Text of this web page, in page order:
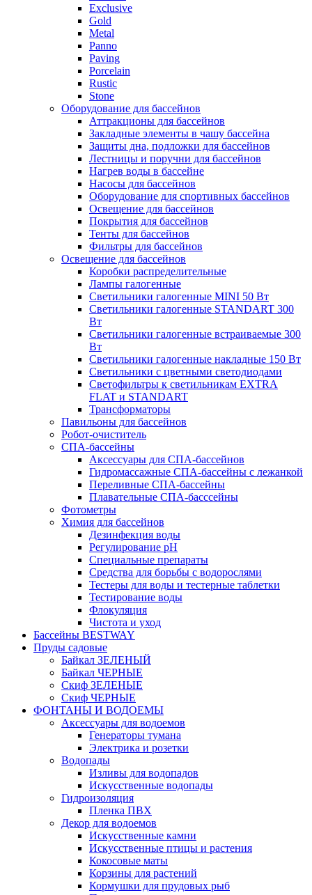
Exclusive
Gold
Metal
Panno
Paving
Porcelain
Rustic
Stone
Оборудование для бассейнов
Аттракционы для бассейнов
Закладные элементы в чашу бассейна
Защиты дна, подложки для бассейнов
Лестницы и поручни для бассейнов
Нагрев воды в бассейне
Насосы для бассейнов
Оборудование для спортивных бассейнов
Освещение для бассейнов
Покрытия для бассейнов
Тенты для бассейнов
Фильтры для бассейнов
Освещение для бассейнов
Коробки распределительные
Лампы галогенные
Светильники галогенные MINI 50 Вт
Светильники галогенные STANDART 300
Вт
Светильники галогенные встраиваемые 300
Вт
Светильники галогенные накладные 150 Вт
Светильники с цветными светодиодами
Светофильтры к светильникам EXTRA
FLAT и STANDART
Трансформаторы
Павильоны для бассейнов
Робот-очиститель
СПА-бассейны
Аксессуары для СПА-бассейнов
Гидромассажные СПА-бассейны с лежанкой
Переливные СПА-бассейны
Плавательные СПА-басссейны
Фотометры
Химия для бассейнов
Дезинфекция воды
Регулирование pH
Специальные препараты
Средства для борьбы с водорослями
Тестеры для воды и тестерные таблетки
Тестирование воды
Флокуляция
Чистота и уход
Бассейны BESTWAY
Пруды садовые
Байкал ЗЕЛЕНЫЙ
Байкал ЧЕРНЫЕ
Скиф ЗЕЛЕНЫЕ
Скиф ЧЕРНЫЕ
ФОНТАНЫ И ВОДОЕМЫ
Аксессуары для водоемов
Генераторы тумана
Электрика и розетки
Водопады
Изливы для водопадов
Искусственные водопады
Гидроизоляция
Пленка ПВХ
Декор для водоемов
Искусственные камни
Искусственные птицы и растения
Кокосовые маты
Корзины для растений
Кормушки для прудовых рыб